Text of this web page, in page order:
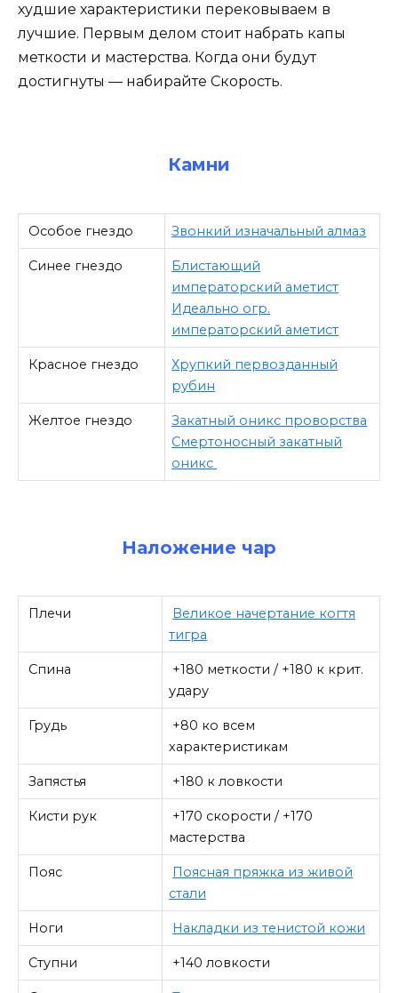
худшие характеристики перековываем в
лучшие. Первым делом стоит набрать капы
меткости и мастерства. Когда они будут
достигнуты — набирайте Скорость.
Камни
Особое гнездо Звонкий изначальный алмаз
Синее гнездо
Блистающий
императорский аметист
Идеально огр.
императорский аметист
Красное гнездо
Хрупкий первозданный
рубин
Желтое гнездо
Закатный оникс проворства
Смертоносный закатный
оникс
Наложение чар
Плечи
Великое начертание когтя
тигра
Спина
+180 меткости / +180 к крит.
удару
Грудь
+80 ко всем
характеристикам
Запястья +180 к ловкости
Кисти рук
+170 скорости / +170
мастерства
Пояс
Поясная пряжка из живой
стали
Ноги Накладки из тенистой кожи
Ступни +140 ловкости